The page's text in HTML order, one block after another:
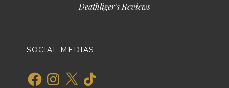
Deathliger's Reviews
SOCIAL MEDIAS
FacebookInstagram
X TikTok